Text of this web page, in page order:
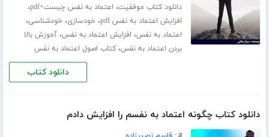
دانلود کتاب موفقیت، اعتماد به نفس چیست+pdf ،
افزایش اعتماد به نفس pdf ، خودسازی، خودشناسی،
اعتماد به نفس، افزایش اعتماد به نفس،آموزش بالا
بردن اعتماد به نفس،کتاب اصول اعتماد به نفس
دانلود کتاب
دانلود کتاب چگونه اعتماد به نفسم را افزایش دادم